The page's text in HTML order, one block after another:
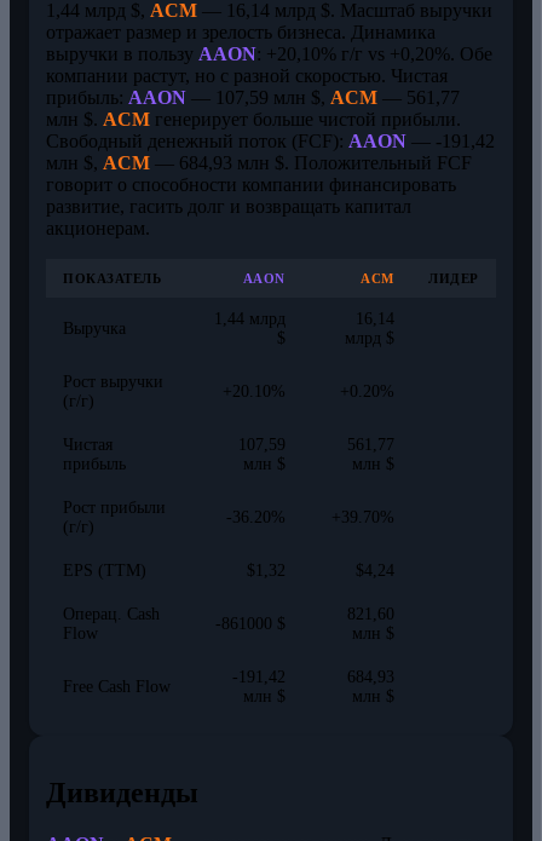
1,44 млрд $, ACM — 16,14 млрд $. Масштаб выручки
отражает размер и зрелость бизнеса. Динамика
выручки в пользу AAON: +20,10% г/г vs +0,20%. Обе
компании растут, но с разной скоростью. Чистая
прибыль: AAON — 107,59 млн $, ACM — 561,77
млн $. ACM генерирует больше чистой прибыли.
Свободный денежный поток (FCF): AAON — -191,42
млн $, ACM — 684,93 млн $. Положительный FCF
говорит о способности компании финансировать
развитие, гасить долг и возвращать капитал
акционерам.
ПОКАЗАТЕЛЬ AAON ACM ЛИДЕР
Выручка
1,44 млрд
$
16,14
млрд $
Рост выручки
(г/г)
+20.10% +0.20%
Чистая
прибыль
107,59
млн $
561,77
млн $
Рост прибыли
(г/г)
-36.20% +39.70%
EPS (TTM) $1,32 $4,24
Операц. Cash
Flow
-861000 $
821,60
млн $
Free Cash Flow
-191,42
млн $
684,93
млн $
Дивиденды